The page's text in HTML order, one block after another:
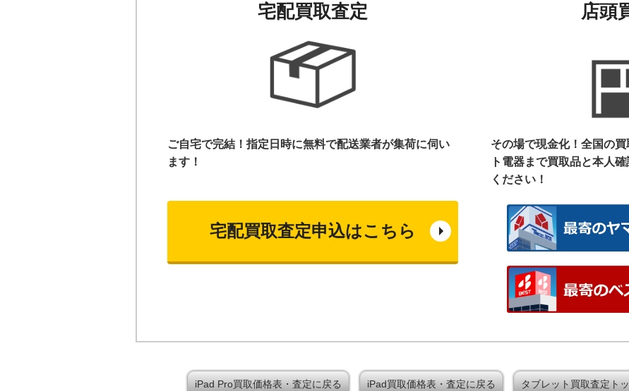
宅配買取査定
ご自宅で完結！指定日時に無料で配送業者が集荷に伺い
ます！
宅配買取査定申込はこちら
店頭
その場で現金化！全国の
ト電器まで買取品と本人
ください！
iPad Pro買取価格表・査定に戻る iPad買取価格表・査定に戻る タブレット買取査定ト